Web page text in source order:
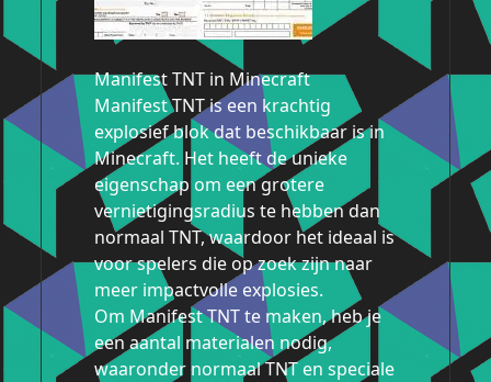
Manifest TNT in Minecraft
Manifest TNT is een krachtig
explosief blok dat beschikbaar is in
Minecraft. Het heeft de unieke
eigenschap om een grotere
vernietigingsradius te hebben dan
normaal TNT, waardoor het ideaal is
voor spelers die op zoek zijn naar
meer impactvolle explosies.
Om Manifest TNT te maken, heb je
een aantal materialen nodig,
waaronder normaal TNT en speciale